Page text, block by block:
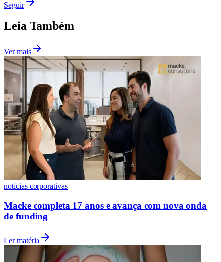
Fluminense
Seguir
Leia Também
Ver mais
noticias corporativas
Macke completa 17 anos e avança com nova onda
de funding
Ler matéria